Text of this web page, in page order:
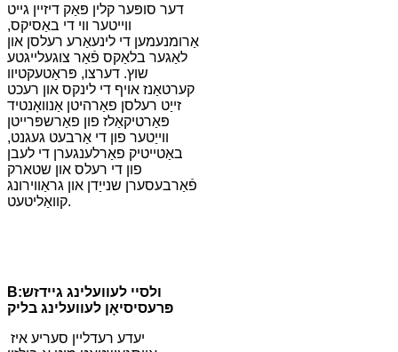
דער סופּער קלין פּאַק דיזיין גייט
ווייטער ווי די באַסיקס,
אַרומנעמען די לינעאַרע רעלסן און
לאַגער בלאַקס פֿאַר צוגעלייגטע
שוץ. דערצו, פּראַטעקטיוו
קערטאַנז אויף די לינקס און רעכט
זייַט רעלסן פאַרהיטן אַנוואָנטיד
פּאַרטיקאַלז פון פאַרשפּרייטן
ווייַטער פון די אַרבעט געגנט,
באַטייטיק פאַרלענגערן די לעבן
פון די רעלס און שטארק
פֿאַרבעסערן שנייַדן און גראַווירונג
קוואַליטעט.
Bולסיי לעוועלינג גיידזש:
פּרעסיסיאָן לעוועלינג בליק
יעדע רעדליין סעריע איז